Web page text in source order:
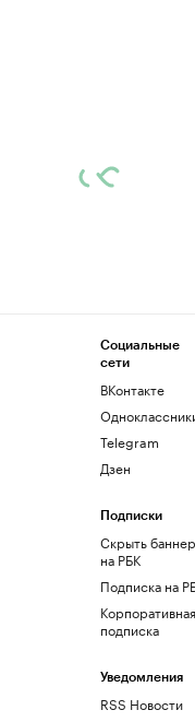
Социальные
сети
ВКонтакте
Telegram
Дзен
Подписки
Скрыть
на РБК
Подписка на
Корпоративная
подписка
Уведомления
RSS Новости